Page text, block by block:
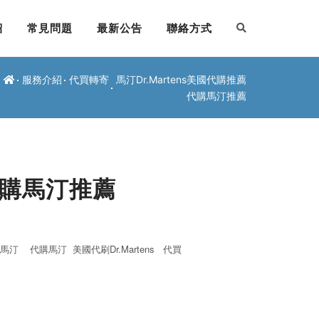
常見問題 最新公告 聯絡方式
服務介紹 代買轉寄
馬汀Dr.Martens美國代購推薦
代購馬汀推薦
馬汀推薦
汀 代購馬汀 美國代刷Dr.Martens
代買